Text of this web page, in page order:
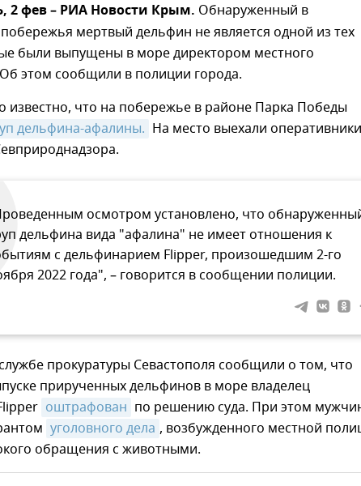
2 фев – РИА Новости Крым. Обнаруженный в
мертвый дельфин не является одной из тех
были выпущены в море директором местного
этом сообщили в полиции города.
известно, что на побережье в районе Парка Победы
дельфина-афалины. На место выехали
осмотром установлено, что
дельфина вида "афалина" не имеет отношения к
с дельфинарием Flipper, произошедшим 2-го
2022 года", – говорится в сообщении полиции.
прокуратуры Севастополя сообщили о том, что
прирученных дельфинов в море владелец
оштрафован по решению суда. При этом
уголовного дела , возбужденного местной
обращения с животными.